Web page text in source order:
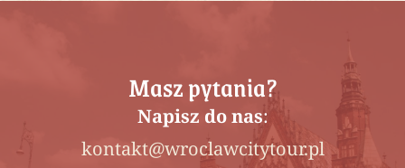
Masz pytania?
Napisz do nas:
kontakt@wroclawcitytour.pl